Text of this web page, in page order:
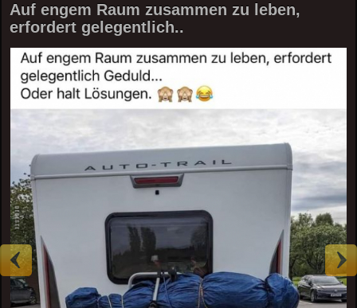
Auf engem Raum zusammen zu leben,
erfordert gelegentlich..